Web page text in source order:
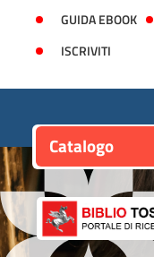
GUIDA EBOOK
ISCRIVITI
Catalogo